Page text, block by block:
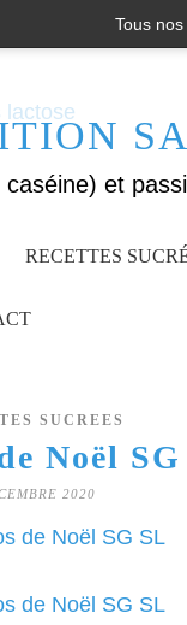
Tous
RECETTES
SUCREES
Noël
2020